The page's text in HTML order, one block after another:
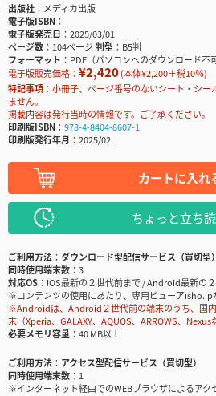
出版社
メディカ出版
電子版ISBN
電子版発売日
2025/03/01
ページ数
104ページ判型
B5判
フォーマット
PDF（パソコンへのダウンロード不可
電子版販売価格： ¥2,420(本体¥2,200＋税10％)
特記事項
小冊子、ページ番号のないシート・シー
ません。
掲載内容は発行当時の情報です。ご了承ください。
印刷版ISBN
978-4-8404-8607-1
印刷版発行年月
2025/02
カートに入れ
ちょっと立ち
ご利用方法
ダウンロード型配信サービス（買切型）
同時使用端末数
3
対応OS
iOS最新の２世代前まで / Android最新の
※コンテンツの使用にあたり、専用ビューアisho.jp
※Androidは、Android２世代前の端末のうち、国
末（Xperia、GALAXY、AQUOS、ARROWS、
必要メモリ容量
40 MB以上
ご利用方法
アクセス型配信サービス（買切型）
同時使用端末数
1
※インターネット経由でのWEBブラウザによるアク